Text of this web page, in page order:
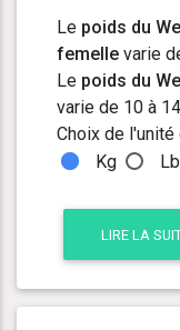
Le poids du
femelle varie
Le poids du
varie de 10 à
Choix de l'unité
Kg
LIRE LA